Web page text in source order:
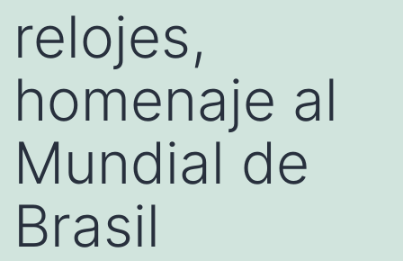
relojes,
homenaje al
Mundial de
Brasil